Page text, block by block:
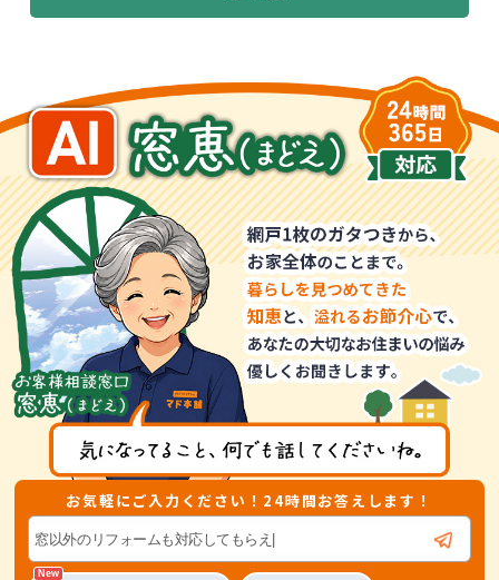
報に対して十分な配慮を行うと共に大切に保護
１．個人情報利用目的
お客様の個人情報は、原則として、当社のサービ
スに関する情報をご提供する目的や当社に対する
ご意見、ご要望に関する今後の改善、及び、問い
合せに関するご回答のために利用致します。それ
以外の目的で利用する場合は個人情報をご提供い
ただく際に予め目的を明示しておりますのでご確
認下さい。
２．第三者への情報提供
お客様の個人情報は、以下の場合を除き第三者に
開示、提供、譲渡、することは致しません。
的拘束力がある第三者機関からの開示要求がある
場合2.協力業者と提携して業務を行う場合（協力
業者にも適切な管理を行います）3.お客様本人の
同意があった場合
お気軽にご入力ください！24時間お答えします！